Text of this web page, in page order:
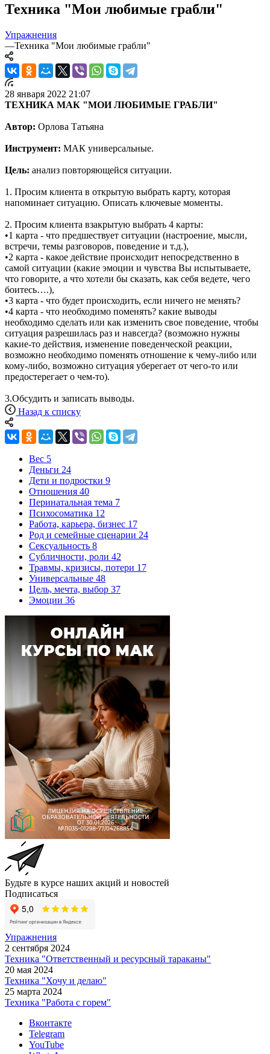
Техника "Мои любимые грабли"
Упражнения
—Техника "Мои любимые грабли"
28 января 2022 21:07
ТЕХНИКА МАК "МОИ ЛЮБИМЫЕ ГРАБЛИ"
Автор: Орлова Татьяна
Инструмент: МАК универсальные.
Цель: анализ повторяющейся ситуации.
1. Просим клиента в открытую выбрать карту, которая
напоминает ситуацию. Описать ключевые моменты.
2. Просим клиента взакрытую выбрать 4 карты:
•1 карта - что предшествует ситуации (настроение, мысли,
встречи, темы разговоров, поведение и т.д.),
•2 карта - какое действие происходит непосредственно в
самой ситуации (какие эмоции и чувства Вы испытываете,
что говорите, а что хотели бы сказать, как себя ведете, чего
боитесь….),
•3 карта - что будет происходить, если ничего не менять?
•4 карта - что необходимо поменять? какие выводы
необходимо сделать или как изменить свое поведение, чтобы
ситуация разрешилась раз и навсегда? (возможно нужны
какие-то действия, изменение поведенческой реакции,
возможно необходимо поменять отношение к чему-либо или
кому-либо, возможно ситуация уберегает от чего-то или
предостерегает о чем-то).
3.Обсудить и записать выводы.
Назад к списку
Вес 5
Деньги 24
Дети и подростки 9
Отношения 40
Перинатальная тема 7
Психосоматика 12
Работа, карьера, бизнес 17
Род и семейные сценарии 24
Сексуальность 8
Субличности, роли 42
Травмы, кризисы, потери 17
Универсальные 48
Цель, мечта, выбор 37
Эмоции 36
Будьте в курсе наших акций и новостей
Подписаться
Упражнения
2 сентября 2024
Техника "Ответственный и ресурсный тараканы"
20 мая 2024
Техника "Хочу и делаю"
25 марта 2024
Техника "Работа с горем"
Вконтакте
Telegram
YouTube